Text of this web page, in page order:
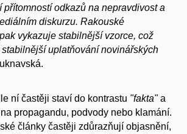
přítomností odkazů na nepravdivost a
diskurzu. Rakouské
vykazuje stabilnější vzorce, což
uplatňování novinářských
ní častěji staví do kontrastu "fakta"a
propagandu, podvody nebo klamání.
články častěji zdůrazňují objasnění,